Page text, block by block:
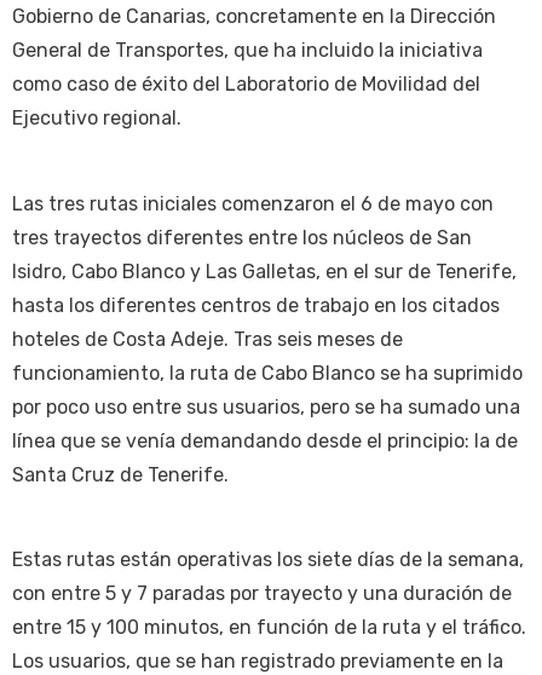
Gobierno de Canarias, concretamente en la Dirección
General de Transportes, que ha incluido la iniciativa
como caso de éxito del Laboratorio de Movilidad del
Ejecutivo regional.
Las tres rutas iniciales comenzaron el 6 de mayo con
tres trayectos diferentes entre los núcleos de San
Isidro, Cabo Blanco y Las Galletas, en el sur de Tenerife,
hasta los diferentes centros de trabajo en los citados
hoteles de Costa Adeje. Tras seis meses de
funcionamiento, la ruta de Cabo Blanco se ha suprimido
por poco uso entre sus usuarios, pero se ha sumado una
línea que se venía demandando desde el principio: la de
Santa Cruz de Tenerife.
Estas rutas están operativas los siete días de la semana,
con entre 5 y 7 paradas por trayecto y una duración de
entre 15 y 100 minutos, en función de la ruta y el tráfico.
Los usuarios, que se han registrado previamente en la